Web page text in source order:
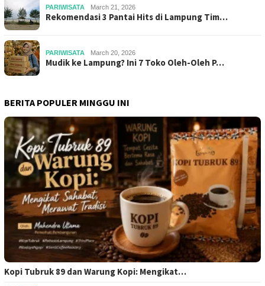
PARIWISATA March 21, 2026
Rekomendasi 3 Pantai Hits di Lampung Tim…
PARIWISATA March 20, 2026
Mudik ke Lampung? Ini 7 Toko Oleh-Oleh P…
BERITA POPULER MINGGU INI
Kopi Tubruk 89 dan Warung Kopi: Mengikat…